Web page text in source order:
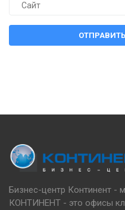
Бизнес-центр Континент -
КОНТИНЕНТ - это офисы